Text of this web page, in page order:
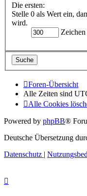
Die ersten:
Stelle 0 als Wert ein,
wird.
Foren-Übersicht
Alle Zeiten sind
Alle Cookies
Powered by phpBB®
Deutsche Übersetzung
Datenschutz |